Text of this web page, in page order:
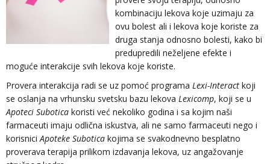
kombinaciju lekova koje uzimaju za
ovu bolest ali i lekova koje koriste za
druga stanja odnosno bolesti, kako bi
predupredili neželjene efekte i
moguće interakcije svih lekova koje koriste.
Provera interakcija radi se uz pomoć programa Lexi-Interact koji
se oslanja na vrhunsku svetsku bazu lekova Lexicomp, koji se u
Apoteci Subotica koristi već nekoliko godina i sa kojim naši
farmaceuti imaju odlična iskustva, ali ne samo farmaceuti nego i
korisniciApoteke Subotica kojima se svakodnevno besplatno
proverava terapija prilikom izdavanja lekova, uz angažovanje